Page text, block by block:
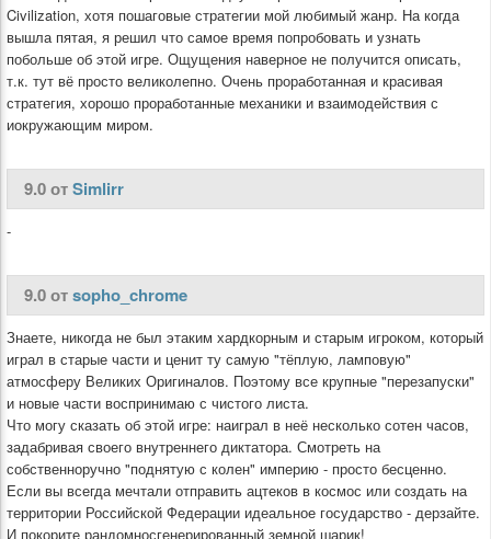
Civilization, хотя пошаговые стратегии мой любимый жанр. На когда
вышла пятая, я решил что самое время попробовать и узнать
побольше об этой игре. Ощущения наверное не получится описать,
т.к. тут вё просто великолепно. Очень проработанная и красивая
стратегия, хорошо проработанные механики и взаимодействия с
иокружающим миром.
9.0 отSimlirr
-
9.0 отsopho_chrome
Знаете, никогда не был этаким хардкорным и старым игроком, который
играл в старые части и ценит ту самую "тёплую, ламповую"
атмосферу Великих Оригиналов. Поэтому все крупные "перезапуски"
и новые части воспринимаю с чистого листа.
Что могу сказать об этой игре: наиграл в неё несколько сотен часов,
задабривая своего внутреннего диктатора. Смотреть на
собственноручно "поднятую с колен" империю - просто бесценно.
Если вы всегда мечтали отправить ацтеков в космос или создать на
территории Российской Федерации идеальное государство - дерзайте.
И покорите рандомносгенерированный земной шарик!